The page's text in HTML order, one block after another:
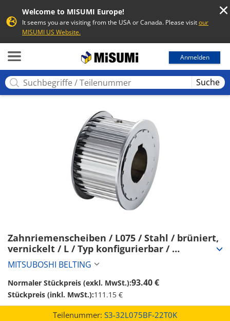
Welcome to MISUMI Europe!
It seems you are visiting from the USA or Canada. Please visitour
MISUMI US Website.
Anmelden
Suche
Zahnriemenscheiben / L075 / Stahl / brüniert,
vernickelt / L / Typ konfigurierbar /
Bordscheibe wählbar / konfigurierbar (S3-
32L075BF-22T0K)
MITSUBOSHI BELTING
Normaler Stückpreis (exkl. MwSt.):93.40 €
Stückpreis (inkl. MwSt.):111.15 €
Teilenummer: S3-32L075BF-22T0K